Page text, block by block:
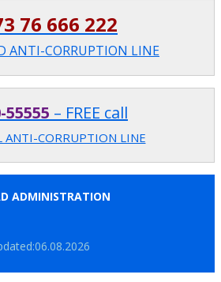
76 666 222
ANTI-CORRUPTION LINE
55555 – FREE call
ANTI-CORRUPTION LINE
ADMINISTRATION